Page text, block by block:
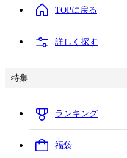
TOPに戻る
詳しく探す
特集
ランキング
福袋